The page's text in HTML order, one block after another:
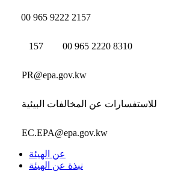
00 965 9222 2157
157 00 965 2220 8310
PR@epa.gov.kw
للاستفسارات عن المخالفات البيئية
EC.EPA@epa.gov.kw
عن الهيئة
نبذة عن الهيئة